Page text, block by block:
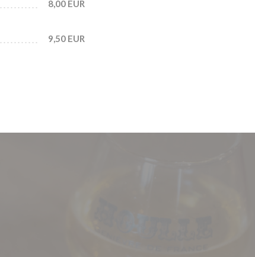
8,00 EUR
9,50 EUR